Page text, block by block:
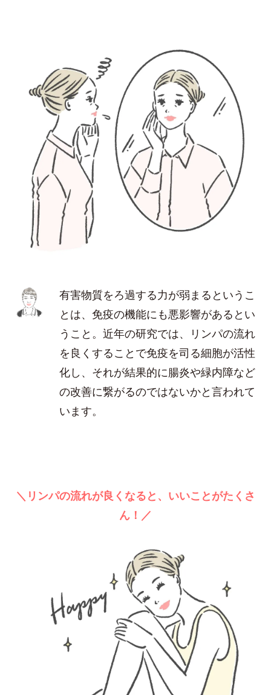
有害物質をろ過する力が弱まるというこ
とは、免疫の機能にも悪影響があるとい
うこと。近年の研究では、リンパの流れ
を良くすることで免疫を司る細胞が活性
化し、それが結果的に腸炎や緑内障など
の改善に繋がるのではないかと言われて
います。
＼リンパの流れが良くなると、いいことがたくさ
ん！／